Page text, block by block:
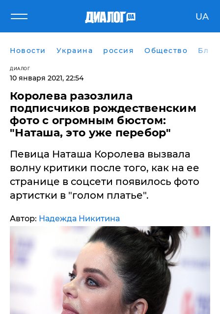
UA
Новости Украина россия Общество
ДИАЛОГ
10 января 2021, 22:54
Королева разозлила
подписчиков рождественским
фото с огромным бюстом:
"Наташа, это уже перебор"
Певица Наташа Королева вызвала
волну критики после того, как на ее
странице в соцсети появилось фото
артистки в "голом платье".
Автор: Надежда Никитина